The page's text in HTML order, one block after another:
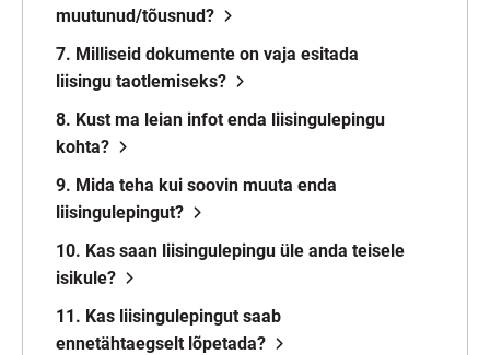
muutunud/tõusnud?
7. Milliseid dokumente on vaja esitada
liisingu taotlemiseks?
8. Kust ma leian infot enda liisingulepingu
kohta?
9. Mida teha kui soovin muuta enda
liisingulepingut?
10. Kas saan liisingulepingu üle anda teisele
isikule?
11. Kas liisingulepingut saab
ennetähtaegselt lõpetada?